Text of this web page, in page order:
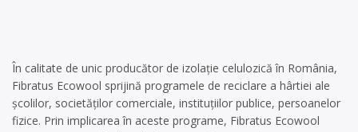
În calitate de unic producător de izolație celulozică în România,
Fibratus Ecowool sprijină programele de reciclare a hârtiei ale
școlilor, societăților comerciale, instituțiilor publice, persoanelor
fizice. Prin implicarea în aceste programe, Fibratus Ecowool